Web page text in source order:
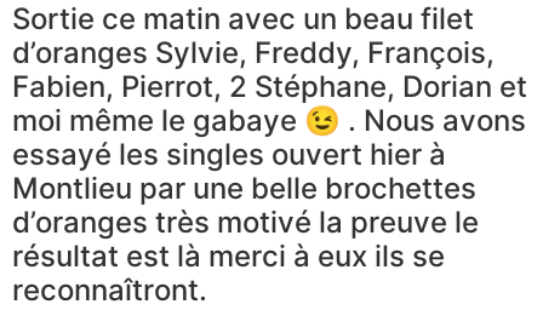
Sortie ce matin avec un beau filet
d’oranges Sylvie, Freddy, François,
Fabien, Pierrot, 2 Stéphane, Dorian et
moi même le gabaye 😉 . Nous avons
essayé les singles ouvert hier à
Montlieu par une belle brochettes
d’oranges très motivé la preuve le
résultat est là merci à eux ils se
reconnaîtront.